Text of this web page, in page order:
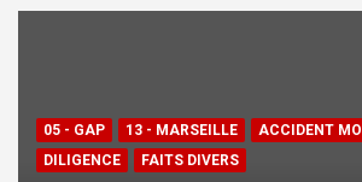
05 - GAP 13 - MARSEILLE
ACCIDENT
DILIGENCE
FAITS DIVERS